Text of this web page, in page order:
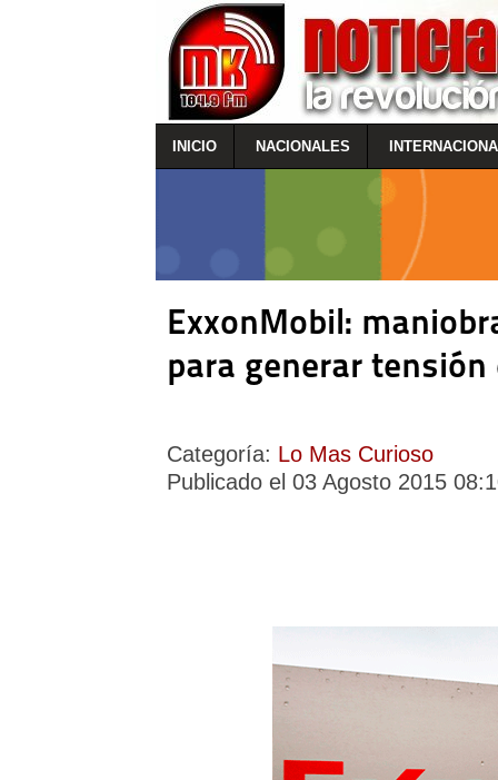
INICIO NACIONALES
ExxonMobil:
para generar tensión
Categoría: Lo Mas Curioso
Publicado el 03 Agosto 2015